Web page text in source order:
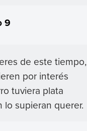
9
de este tiempo,
por interés
tuviera plata
lo supieran querer.